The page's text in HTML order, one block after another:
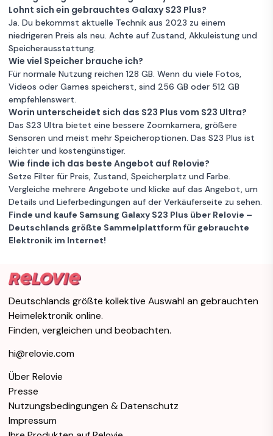
Lohnt sich ein gebrauchtes Galaxy S23 Plus?
Ja. Du bekommst aktuelle Technik aus 2023 zu einem
niedrigeren Preis als neu. Achte auf Zustand, Akkuleistung und
Speicherausstattung.
Wie viel Speicher brauche ich?
Für normale Nutzung reichen 128 GB. Wenn du viele Fotos,
Videos oder Games speicherst, sind 256 GB oder 512 GB
empfehlenswert.
Worin unterscheidet sich das S23 Plus vom S23 Ultra?
Das S23 Ultra bietet eine bessere Zoomkamera, größere
Sensoren und meist mehr Speicheroptionen. Das S23 Plus ist
leichter und kostengünstiger.
Wie finde ich das beste Angebot auf Relovie?
Setze Filter für Preis, Zustand, Speicherplatz und Farbe.
Vergleiche mehrere Angebote und klicke auf das Angebot, um
Details und Lieferbedingungen auf der Verkäuferseite zu sehen.
Finde und kaufe Samsung Galaxy S23 Plus über Relovie –
Deutschlands größte Sammelplattform für gebrauchte
Elektronik im Internet!
Deutschlands größte kollektive Auswahl an gebrauchten
Heimelektronik online.
Finden, vergleichen und beobachten.
hi@relovie.com
Über Relovie
Presse
Nutzungsbedingungen & Datenschutz
Impressum